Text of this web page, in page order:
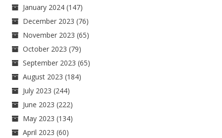
January 2024 (147)
December 2023 (76)
November 2023 (65)
October 2023 (79)
September 2023 (65)
August 2023 (184)
July 2023 (244)
June 2023 (222)
May 2023 (134)
April 2023 (60)